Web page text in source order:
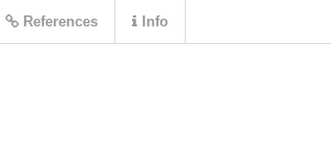
References Info